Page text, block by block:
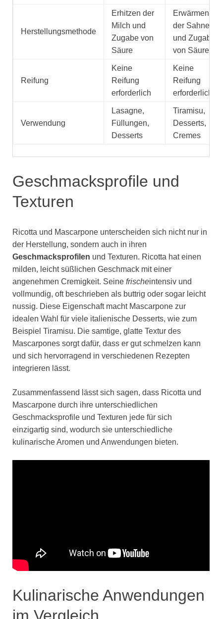
Herstellungsmethode
Erhitzen der
Milch und
Zugabe von
Säure
Erwärmen
der Sahne
und Zugabe
von Säure
Reifung
Keine
Reifung
erforderlich
Keine
Reifung
erforderlich
Verwendung
Lasagne,
Füllungen,
Desserts
Tiramisu,
Desserts,
Cremes
Geschmacksprofile und
Texturen
Ricotta und Mascarpone unterscheiden sich nicht nur in
der Herstellung, sondern auch in ihren
Geschmacksprofilen und Texturen. Ricotta hat einen
milden, leicht süßlichen Geschmack mit einer
angenehmen Cremigkeit. Seine frischeintensiv und
vollmundig, oft beschrieben als buttrig oder sogar leicht
nussig. Diese Eigenschaft macht Mascarpone zur
idealen Wahl für viele italienische Desserts, wie zum
Beispiel Tiramisu. Die samtige, glatte Textur des
Mascarpones sorgt dafür, dass er gut schmelzen kann
und sich hervorragend in verschiedenen Rezepten
integrieren lässt.
Zusammenfassend lässt sich sagen, dass Ricotta und
Mascarpone durch ihre unterschiedlichen
Geschmacksprofile und Texturen jede für sich
einzigartig sind, wodurch sie unterschiedliche
kulinarische Aromen und Anwendungen bieten.
Kulinarische Anwendungen